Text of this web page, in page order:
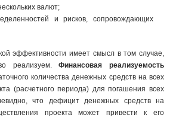
валют;
и рисков, сопровождающих
эффективности имеет смысл в том случае,
реализуем.Финансовая реализуемость
количества денежных средств на всех
(расчетного периода) для погашения всех
что дефицит денежных средств на
проекта может привести к его